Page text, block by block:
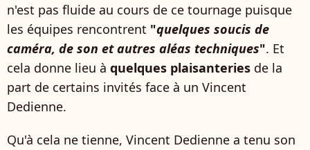
n'est pas fluide au cours de ce tournage puisque
les équipes rencontrent "quelques soucis de
caméra, de son et autres aléas techniques". Et
cela donne lieu à quelques plaisanteries de la
part de certains invités face à un Vincent
Dedienne.
Qu'à cela ne tienne, Vincent Dedienne a tenu son